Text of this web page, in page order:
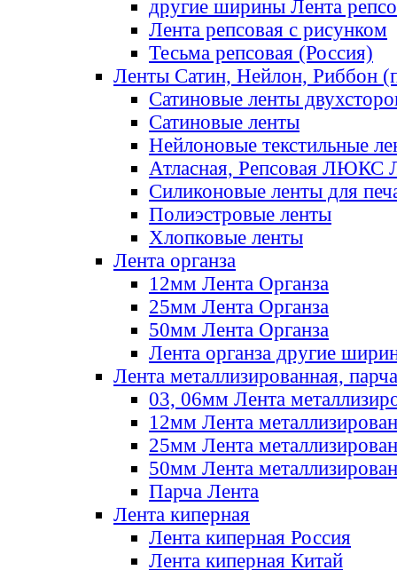
другие ширины Лента
Лента репсовая с рисунком
Тесьма репсовая (Россия)
Ленты Сатин, Нейлон, Риббон
Сатиновые ленты
Сатиновые ленты
Нейлоновые текстильные
Атласная, Репсовая ЛЮКС
Силиконовые ленты для
Полиэстровые ленты
Хлопковые ленты
Лента органза
12мм Лента Органза
25мм Лента Органза
50мм Лента Органза
Лента органза другие
Лента металлизированная, парча
03, 06мм Лента
12мм Лента
25мм Лента
50мм Лента
Парча Лента
Лента киперная
Лента киперная Россия
Лента киперная Китай